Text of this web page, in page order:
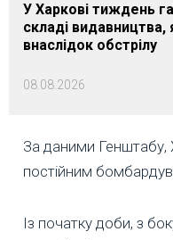
У Харкові тиждень
складі видавництва,
внаслідок обстрілу
08.08.2026
За даними Генштабу,
постійним
Із початку доби, з